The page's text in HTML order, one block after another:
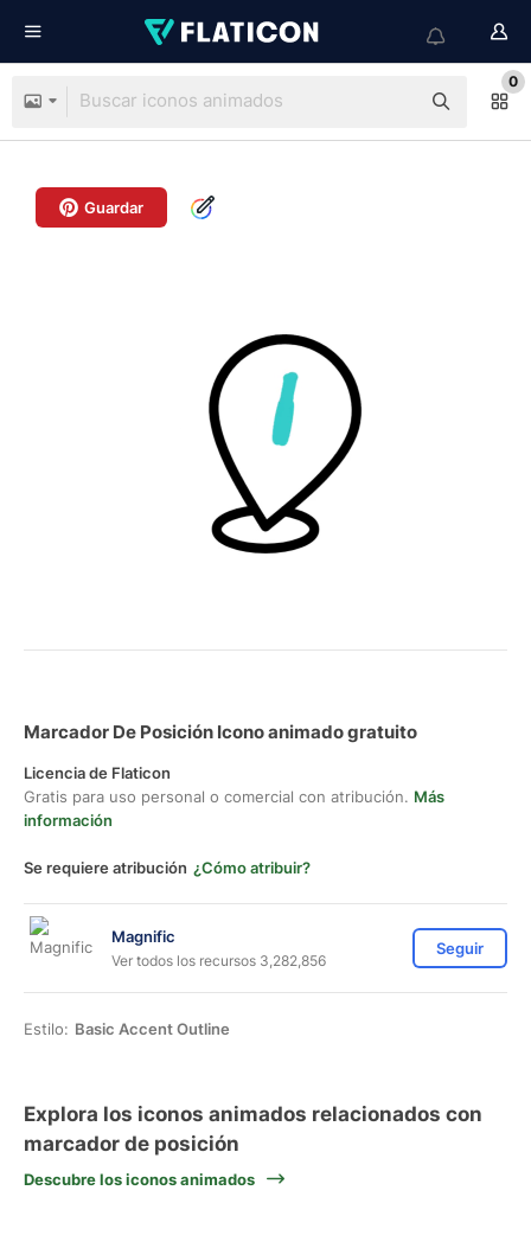
0
Guardar
Marcador De Posición Icono animado gratuito
Licencia de Flaticon
Gratis para uso personal o comercial con atribución. Más
información
Se requiere atribución ¿Cómo atribuir?
Magnific
Ver todos los recursos 3,282,856
Seguir
Estilo: Basic Accent Outline
Explora los iconos animados relacionados con
marcador de posición
Descubre los iconos animados